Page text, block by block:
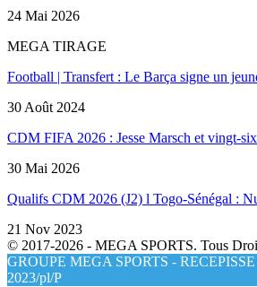
24 Mai 2026
MEGA TIRAGE
Football | Transfert : Le Barça signe un
30 Août 2024
CDM FIFA 2026 : Jesse Marsch et vingt-
30 Mai 2026
Qualifs CDM 2026 (J2) l Togo-Sénégal :
21 Nov 2023
© 2017-2026 - MEGA SPORTS. Tous
GROUPE MEGA SPORTS -
2023/pl/P